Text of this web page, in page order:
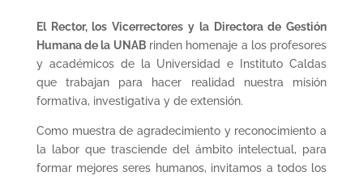
El Rector, los Vicerrectores y la Directora de Gestión
Humana de la UNAB rinden homenaje a los profesores
y académicos de la Universidad e Instituto Caldas
que trabajan para hacer realidad nuestra misión
formativa, investigativa y de extensión.
Como muestra de agradecimiento y reconocimiento a
la labor que trasciende del ámbito intelectual, para
formar mejores seres humanos, invitamos a todos los